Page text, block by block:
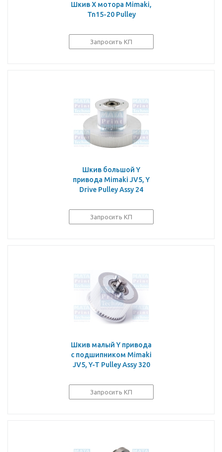
Шкив X мотора Mimaki,
Tn15-20 Pulley
Запросить КП
Шкив большой Y
привода Mimaki JV5, Y
Drive Pulley Assy 24
Запросить КП
Шкив малый Y привода
с подшипником Mimaki
JV5, Y-T Pulley Assy 320
Запросить КП